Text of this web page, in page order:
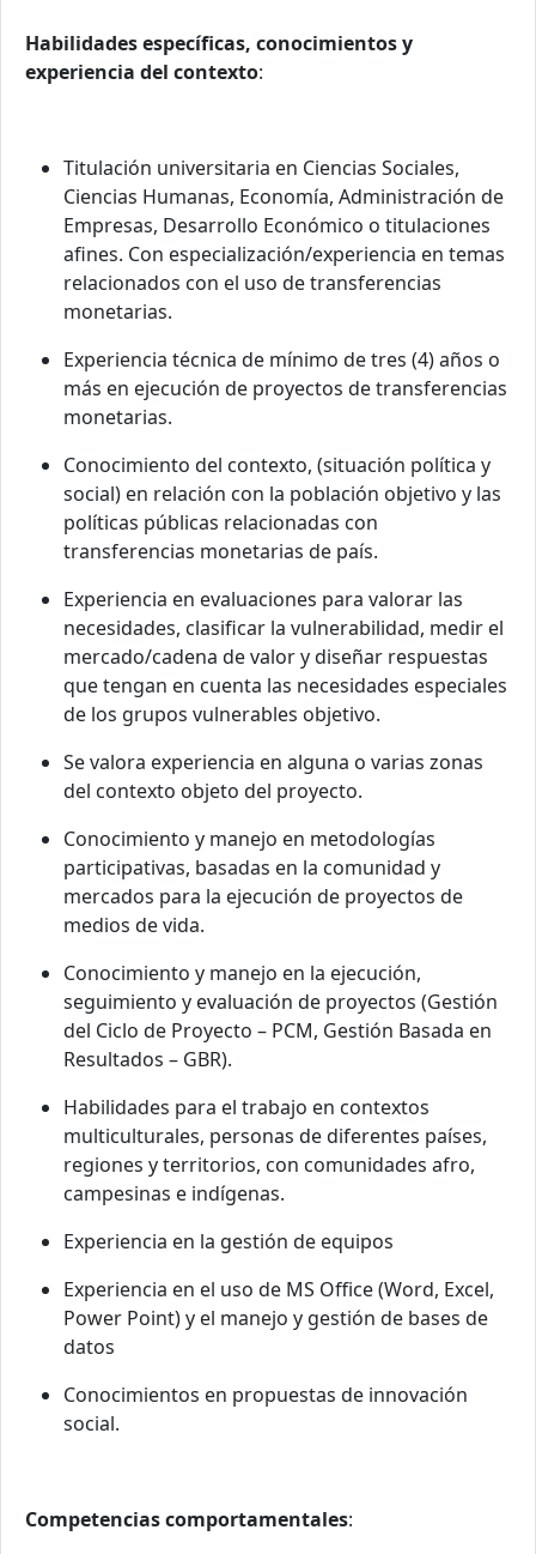
Habilidades específicas, conocimientos y
experiencia del contexto:
Titulación universitaria en Ciencias Sociales,
Ciencias Humanas, Economía, Administración de
Empresas, Desarrollo Económico o titulaciones
afines. Con especialización/experiencia en temas
relacionados con el uso de transferencias
monetarias.
Experiencia técnica de mínimo de tres (4) años o
más en ejecución de proyectos de transferencias
monetarias.
Conocimiento del contexto, (situación política y
social) en relación con la población objetivo y las
políticas públicas relacionadas con
transferencias monetarias de país.
Experiencia en evaluaciones para valorar las
necesidades, clasificar la vulnerabilidad, medir el
mercado/cadena de valor y diseñar respuestas
que tengan en cuenta las necesidades especiales
de los grupos vulnerables objetivo.
Se valora experiencia en alguna o varias zonas
del contexto objeto del proyecto.
Conocimiento y manejo en metodologías
participativas, basadas en la comunidad y
mercados para la ejecución de proyectos de
medios de vida.
Conocimiento y manejo en la ejecución,
seguimiento y evaluación de proyectos (Gestión
del Ciclo de Proyecto – PCM, Gestión Basada en
Resultados – GBR).
Habilidades para el trabajo en contextos
multiculturales, personas de diferentes países,
regiones y territorios, con comunidades afro,
campesinas e indígenas.
Experiencia en la gestión de equipos
Experiencia en el uso de MS Office (Word, Excel,
Power Point) y el manejo y gestión de bases de
datos
Conocimientos en propuestas de innovación
social.
Competencias comportamentales: